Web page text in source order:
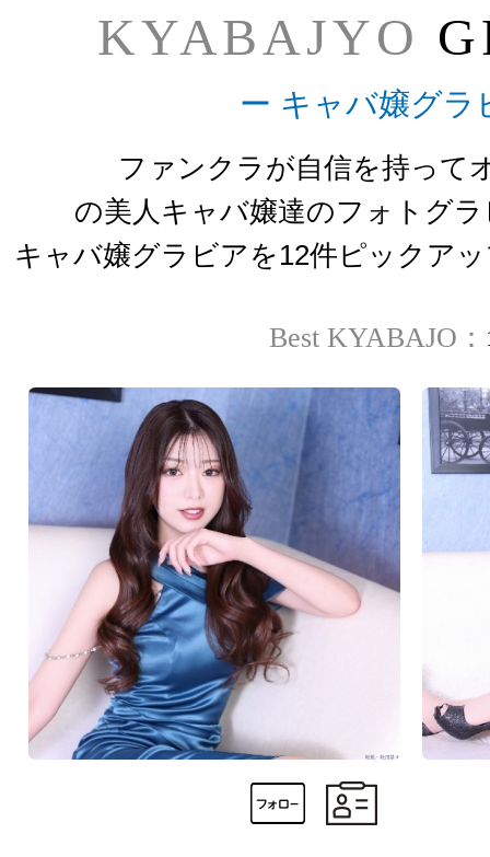
KYABAJYO
ー キャバ嬢グラ
ファンクラが自信を持って
の美人キャバ嬢達のフォトグ
キャバ嬢グラビアを12件ピックア
Best KYABAJO：